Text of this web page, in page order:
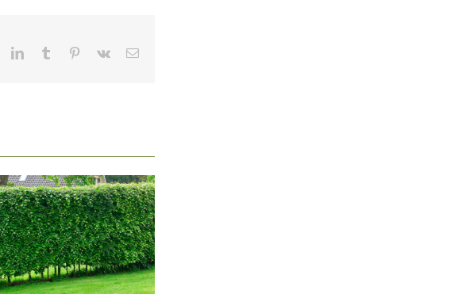
LinkedInTumblr Pinterest
Vk Email
Comment
fonctionnent
les racines des
arbres ?